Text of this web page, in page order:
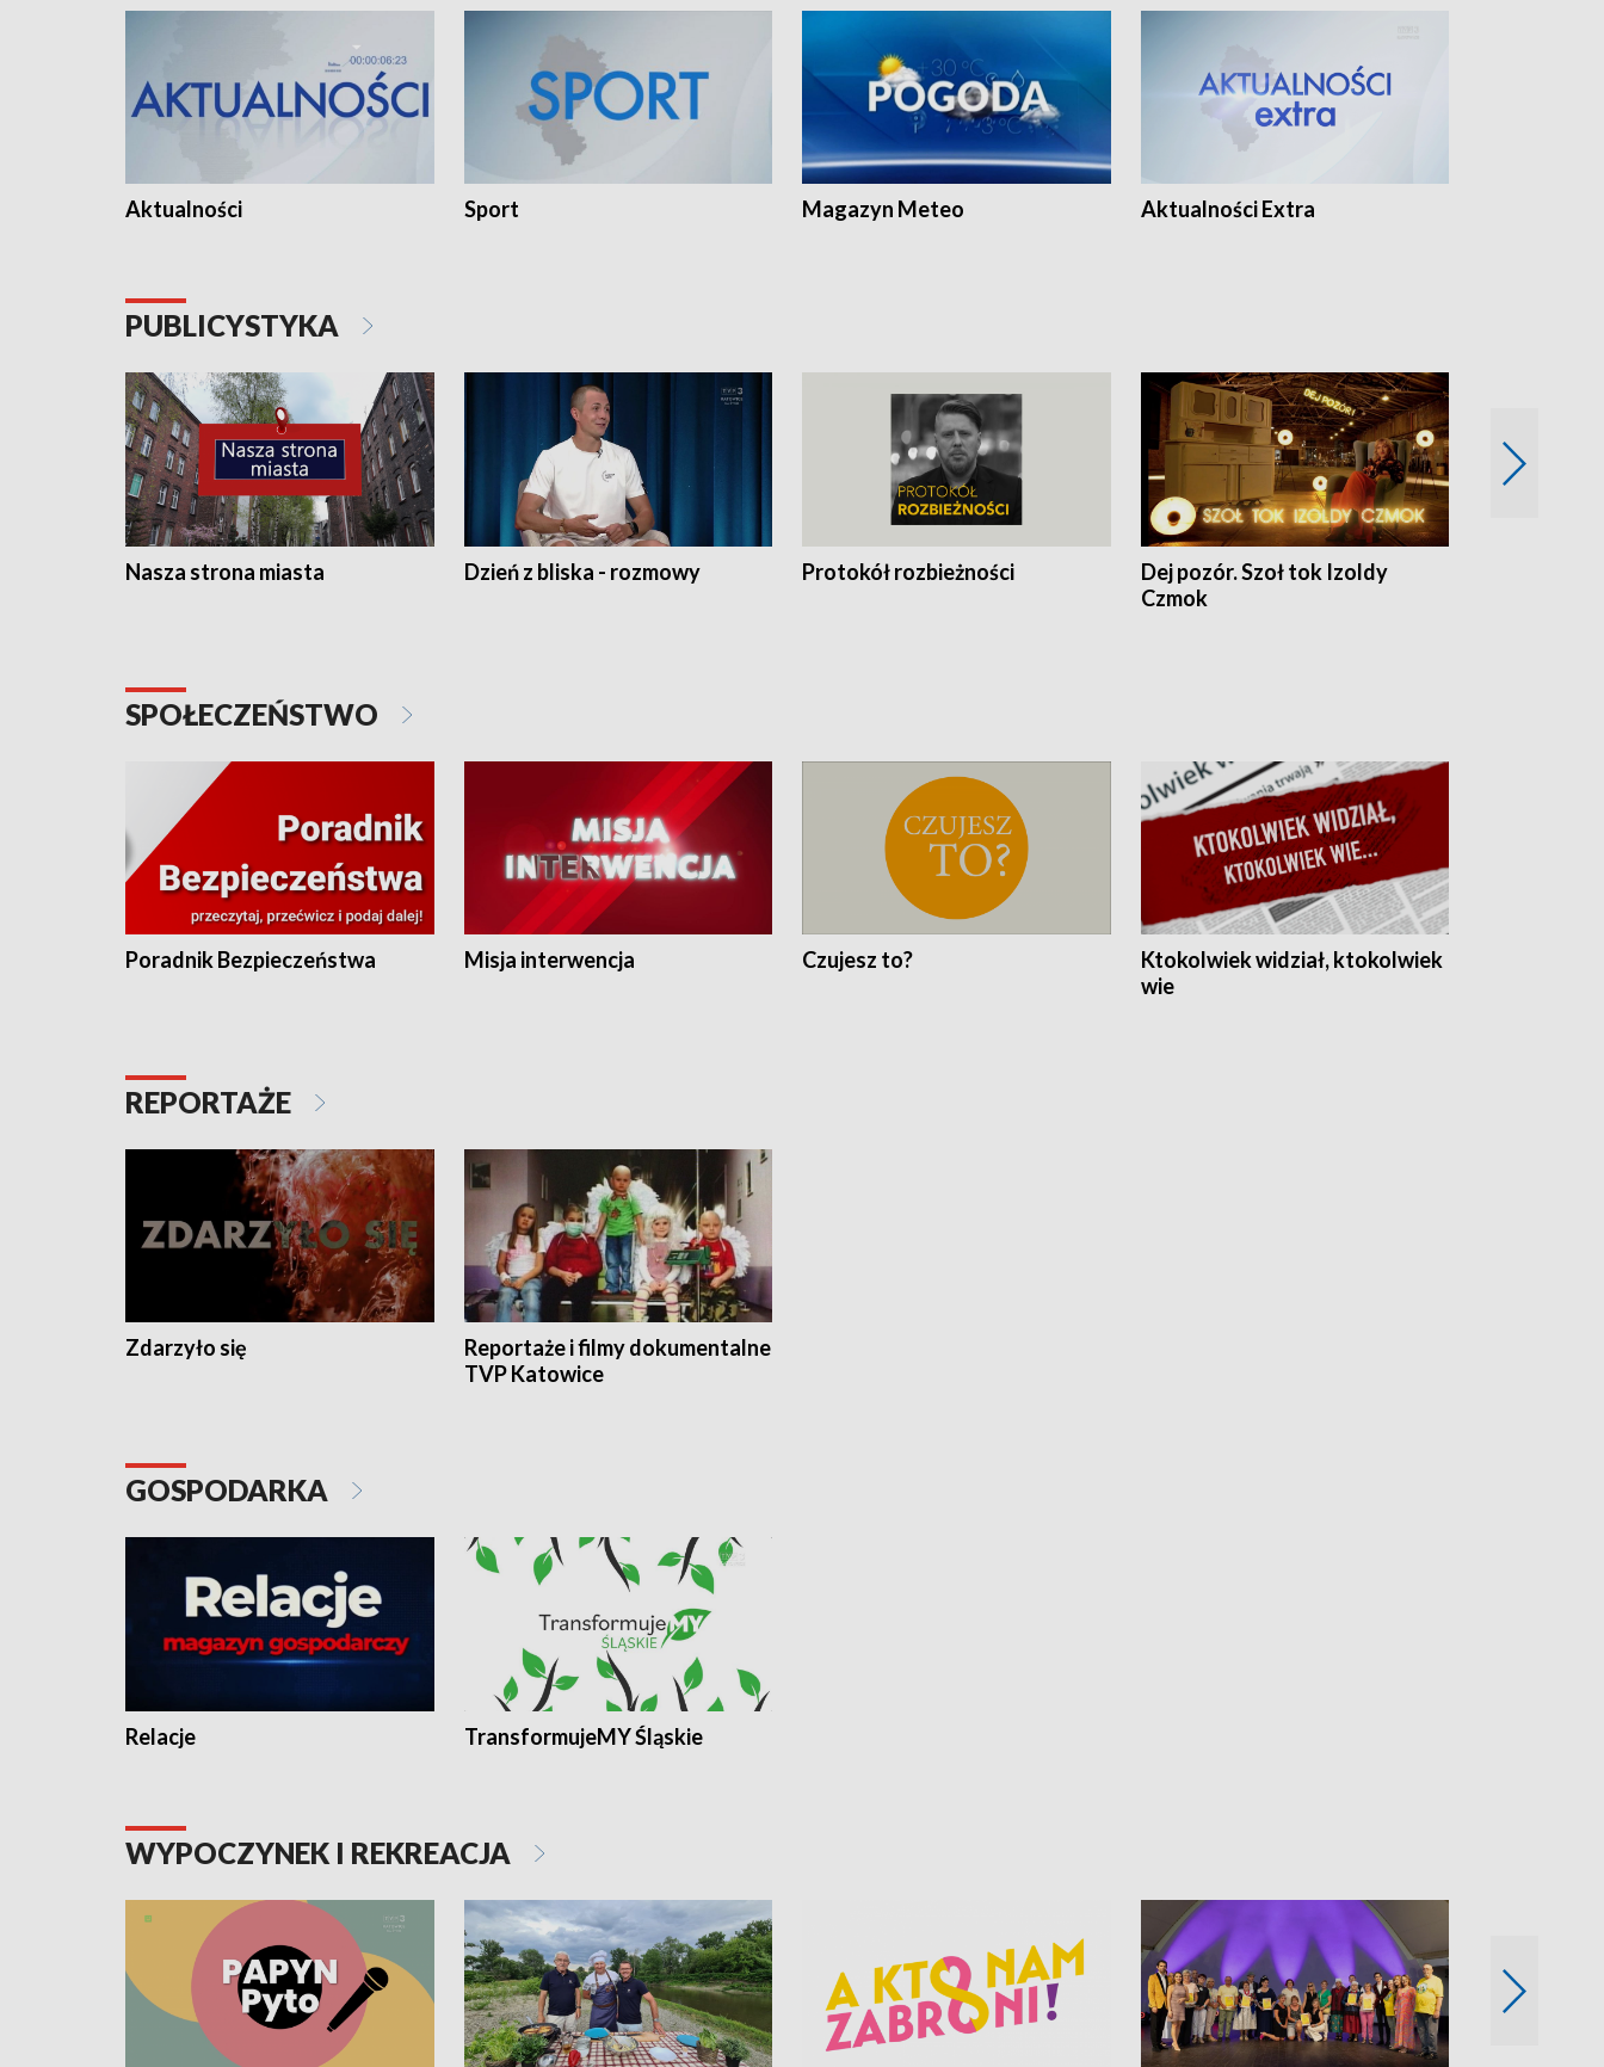
Aktualności Sport Magazyn Meteo Aktualności Extra
PUBLICYSTYKA
Nasza strona miasta Dzień z bliska - rozmowy Protokół rozbieżności
Dej pozór. Szoł tok Izoldy
Czmok
SPOŁECZEŃSTWO
Poradnik Bezpieczeństwa Misja interwencja Czujesz to?
Ktokolwiek widział, ktokolwiek
wie
REPORTAŻE
Zdarzyło się
Reportaże i filmy dokumentalne
TVP Katowice
GOSPODARKA
Relacje TransformujeMY Śląskie
WYPOCZYNEK I REKREACJA